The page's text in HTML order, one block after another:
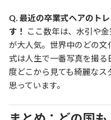
Q. 最近の卒業式ヘアのトレ
す！ ここ数年は、水引や
が大人気。世界中のどの
式は人生で一番写真を撮
度どこから見ても綺麗なス
思っています。